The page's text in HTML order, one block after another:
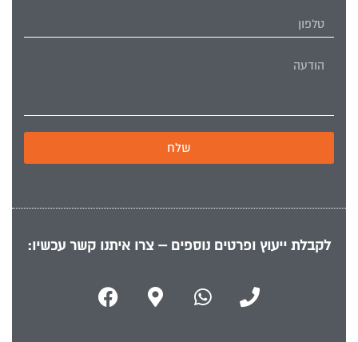
שלח
לקבלת ייעוץ ופרטים נוספים – צרו איתנו קשר עכשיו: